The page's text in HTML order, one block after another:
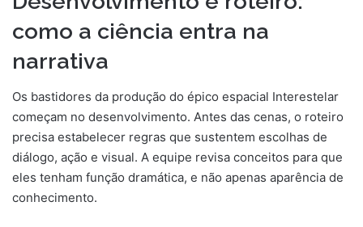
como a ciência entra na
narrativa
Os bastidores da produção do épico espacial Interestelar
começam no desenvolvimento. Antes das cenas, o roteiro
precisa estabelecer regras que sustentem escolhas de
diálogo, ação e visual. A equipe revisa conceitos para que
eles tenham função dramática, e não apenas aparência de
conhecimento.